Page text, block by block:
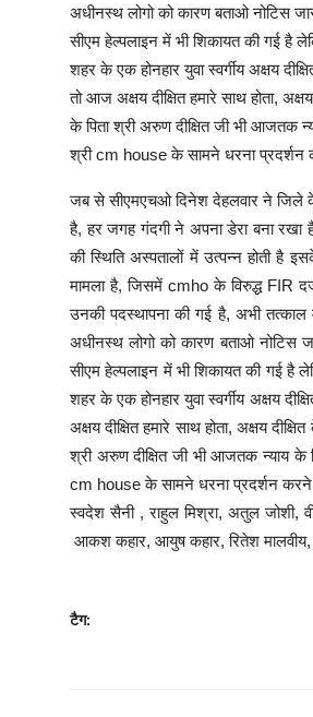
अधीनस्थ लोगो को कारण बताओ नोटिस
सीएम हेल्पलाइन में भी शिकायत की गई
शहर के एक होनहार युवा स्वर्गीय अक्षय
तो आज अक्षय दीक्षित हमारे साथ होता,
के पिता श्री अरुण दीक्षित जी भी आजतक
श्री cm house के सामने धरना प्रदर्शन
जब से सीएमएचओ दिनेश देहलवार ने जिले
है, हर जगह गंदगी ने अपना डेरा बना
की स्थिति अस्पतालों में उत्पन्न होती है
मामला है, जिसमें cmho के विरुद्ध FIR
उनकी पदस्थापना की गई है, अभी
अधीनस्थ लोगो को कारण बताओ नोटिस
सीएम हेल्पलाइन में भी शिकायत की गई
शहर के एक होनहार युवा स्वर्गीय अक्षय
अक्षय दीक्षित हमारे साथ होता, अक्षय
श्री अरुण दीक्षित जी भी आजतक न्याय
cm house के सामने धरना प्रदर्शन करने
स्वदेश सैनी , राहुल मिश्रा, अतुल जोशी,
आकश कहार, आयुष कहार, रितेश
टैग: